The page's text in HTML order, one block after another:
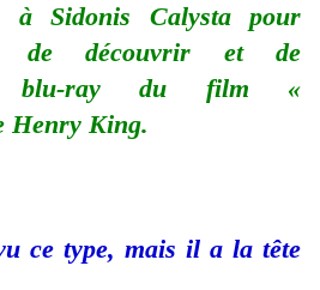
à Sidonis Calysta pour
de découvrir et de
blu-ray du film «
Henry King.
ce type, mais il a la tête